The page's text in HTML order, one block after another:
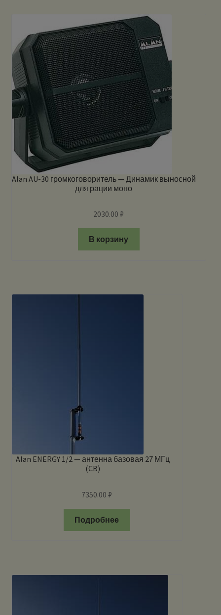
Alan AU-30 громкоговоритель — Динамик выносной
для рации моно
2030.00₽
В корзину
Alan ENERGY 1/2 — антенна базовая 27 МГц
(CB)
7350.00₽
Подробнее